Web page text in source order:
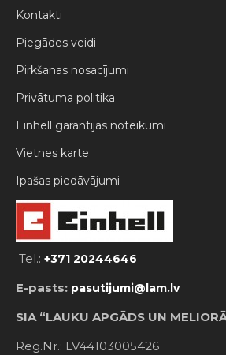
Kontakti
Piegādes veidi
Pirkšanas nosacījumi
Privātuma politika
Einhell garantijas noteikumi
Vietnes karte
Ipašas piedāvājumi
Tel.: +371 20244646
E-pasts: pasutijumi@lam.lv
SIA “LAUKU APGĀDS UN
Reg.Nr.: LV44103005426